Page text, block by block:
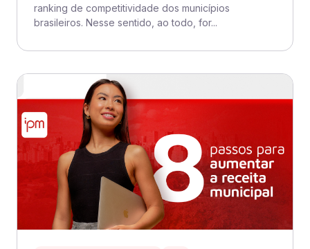
ranking de competitividade dos municípios
brasileiros. Nesse sentido, ao todo, for...